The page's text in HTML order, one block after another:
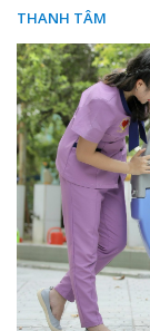
THANH TÂM